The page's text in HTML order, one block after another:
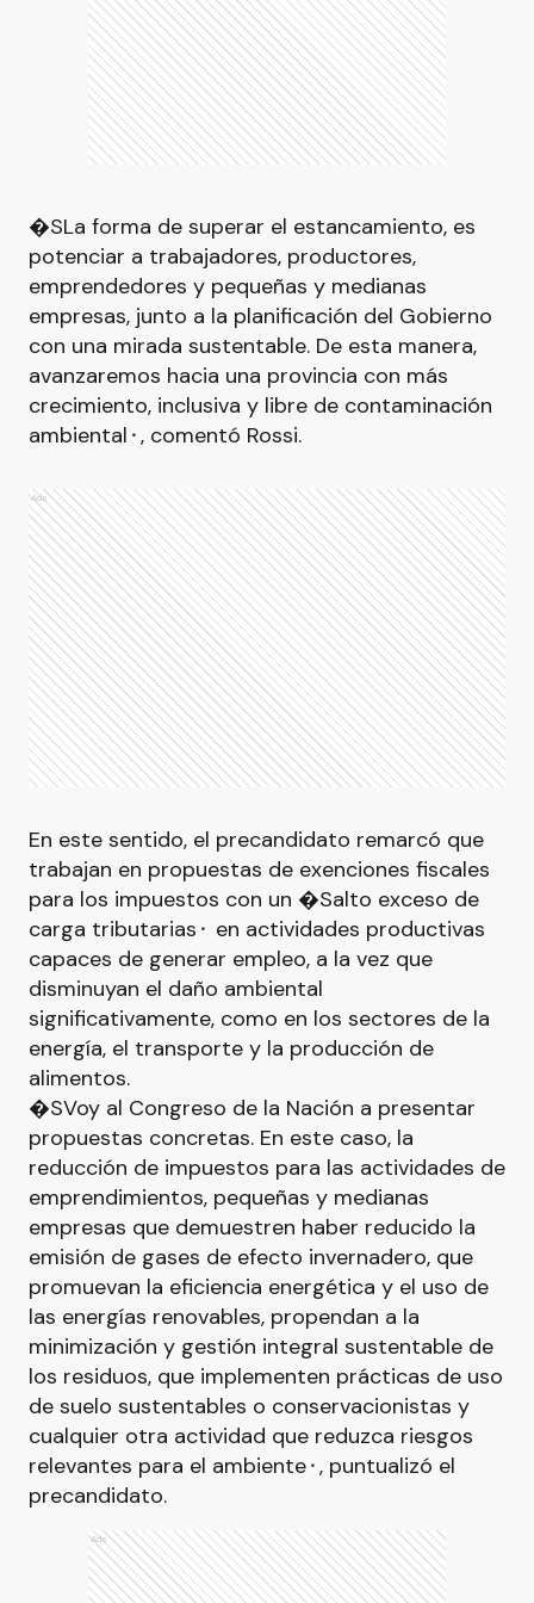
�SLa forma de superar el estancamiento, es
potenciar a trabajadores, productores,
emprendedores y pequeñas y medianas
empresas, junto a la planificación del Gobierno
con una mirada sustentable. De esta manera,
avanzaremos hacia una provincia con más
crecimiento, inclusiva y libre de contaminación
ambiental⬝, comentó Rossi.
Ads
En este sentido, el precandidato remarcó que
trabajan en propuestas de exenciones fiscales
para los impuestos con un �Salto exceso de
carga tributarias⬝ en actividades productivas
capaces de generar empleo, a la vez que
disminuyan el daño ambiental
significativamente, como en los sectores de la
energía, el transporte y la producción de
alimentos.
�SVoy al Congreso de la Nación a presentar
propuestas concretas. En este caso, la
reducción de impuestos para las actividades de
emprendimientos, pequeñas y medianas
empresas que demuestren haber reducido la
emisión de gases de efecto invernadero, que
promuevan la eficiencia energética y el uso de
las energías renovables, propendan a la
minimización y gestión integral sustentable de
los residuos, que implementen prácticas de uso
de suelo sustentables o conservacionistas y
cualquier otra actividad que reduzca riesgos
relevantes para el ambiente⬝, puntualizó el
precandidato.
Ads